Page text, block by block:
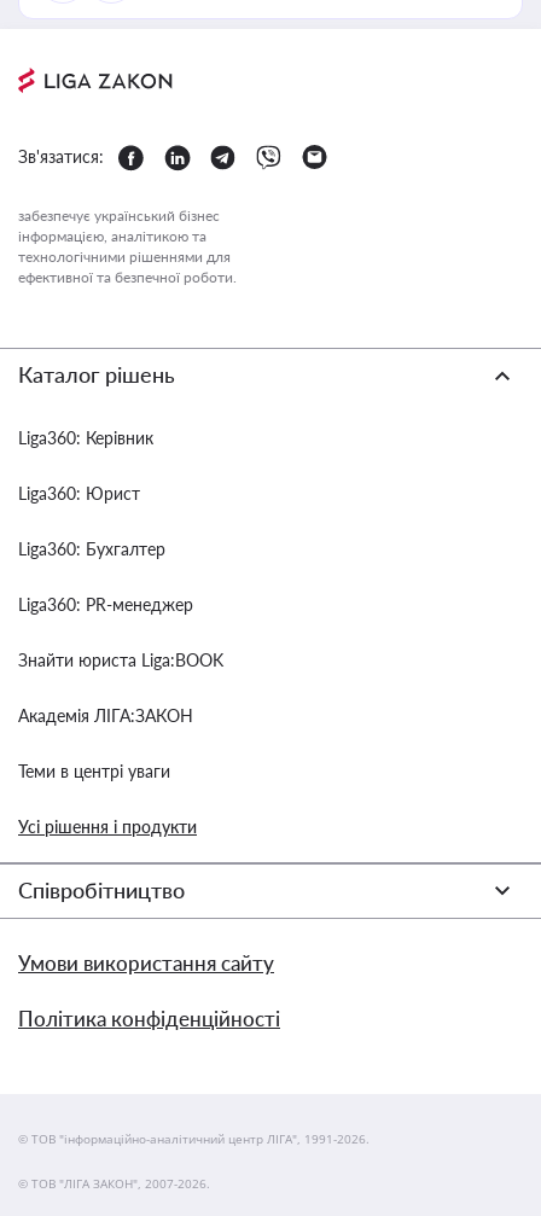
Зв'язатися:
забезпечує український бізнес
інформацією, аналітикою та
технологічними рішеннями для
ефективної та безпечної роботи.
Каталог рішень
Liga360: Керівник
Liga360: Юрист
Liga360: Бухгалтер
Liga360: PR-менеджер
Знайти юриста Liga:BOOK
Академія ЛІГА:ЗАКОН
Теми в центрі уваги
Усі рішення і продукти
Співробітництво
Умови використання сайту
Політика конфіденційності
© ТОВ "інформаційно-аналітичний центр ЛІГА", 1991-2026.
© ТОВ "ЛІГА ЗАКОН", 2007-2026.